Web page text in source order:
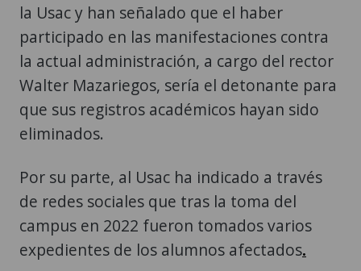
la Usac y han señalado que el haber
participado en las manifestaciones contra
la actual administración, a cargo del rector
Walter Mazariegos, sería el detonante para
que sus registros académicos hayan sido
eliminados.
Por su parte, al Usac ha indicado a través
de redes sociales que tras la toma del
campus en 2022 fueron tomados varios
expedientes de los alumnos afectados.